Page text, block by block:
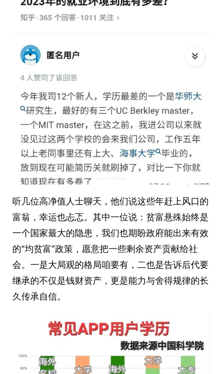
听几位高净值人士聊天，他们说这些年赶上风口的
富翁，幸运也忐忑。其中一位说：贫富悬殊始终是
一个国家最大的隐患，我们也期盼政府能出来有效
的“均贫富”政策，愿意把一些剩余资产贡献给社
会。一是大局观的格局咱要有，二也是告诉后代要
继承的不仅是钱财资产，更是能力与舍得规律的长
久传承自信。 ​ ​​​